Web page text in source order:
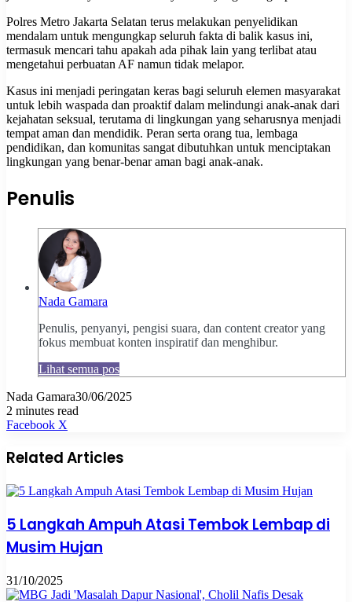
Polres Metro Jakarta Selatan terus melakukan penyelidikan
mendalam untuk mengungkap seluruh fakta di balik kasus ini,
termasuk mencari tahu apakah ada pihak lain yang terlibat atau
mengetahui perbuatan AF namun tidak melapor.
Kasus ini menjadi peringatan keras bagi seluruh elemen masyarakat
untuk lebih waspada dan proaktif dalam melindungi anak-anak dari
kejahatan seksual, terutama di lingkungan yang seharusnya menjadi
tempat aman dan mendidik. Peran serta orang tua, lembaga
pendidikan, dan komunitas sangat dibutuhkan untuk menciptakan
lingkungan yang benar-benar aman bagi anak-anak.
Penulis
Nada Gamara
Penulis, penyanyi, pengisi suara, dan content creator yang
fokus membuat konten inspiratif dan menghibur.
Lihat semua pos
Nada Gamara30/06/2025
2 minutes read
Facebook X
Email
Related Articles
5 Langkah Ampuh Atasi Tembok Lembap di
Musim Hujan
31/10/2025